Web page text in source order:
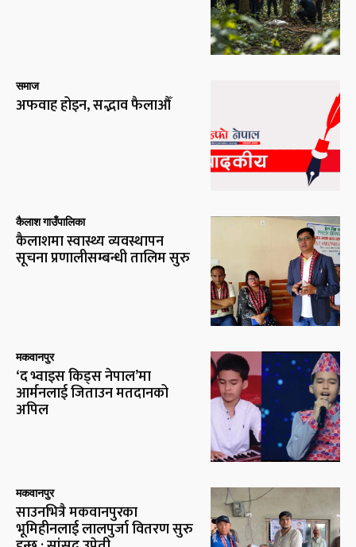
समाज
अफवाह होइन, सद्भाव फैलाऔँ
कैलाश गाउँपालिका
कैलाशमा स्वास्थ्य व्यवस्थापन
सूचना प्रणालीसम्बन्धी तालिम सुरु
मकवानपुर
‘द भ्वाइस किड्स नेपाल’मा
आर्मनलाई जिताउन मतदानको
अपिल
मकवानपुर
साउनभित्रै मकवानपुरका
भूमिहीनलाई लालपुर्जा वितरण सुरु